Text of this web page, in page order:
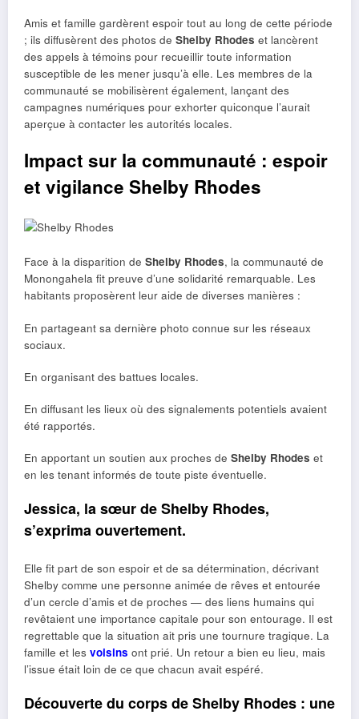
Amis et famille gardèrent espoir tout au long de cette période
; ils diffusèrent des photos de Shelby Rhodes et lancèrent
des appels à témoins pour recueillir toute information
susceptible de les mener jusqu’à elle. Les membres de la
communauté se mobilisèrent également, lançant des
campagnes numériques pour exhorter quiconque l’aurait
aperçue à contacter les autorités locales.
Impact sur la communauté : espoir
et vigilance Shelby Rhodes
Face à la disparition de Shelby Rhodes, la communauté de
Monongahela fit preuve d’une solidarité remarquable. Les
habitants proposèrent leur aide de diverses manières :
En partageant sa dernière photo connue sur les réseaux
sociaux.
En organisant des battues locales.
En diffusant les lieux où des signalements potentiels avaient
été rapportés.
En apportant un soutien aux proches de Shelby Rhodes et
en les tenant informés de toute piste éventuelle.
Jessica, la sœur de Shelby Rhodes,
s’exprima ouvertement.
Elle fit part de son espoir et de sa détermination, décrivant
Shelby comme une personne animée de rêves et entourée
d’un cercle d’amis et de proches — des liens humains qui
revêtaient une importance capitale pour son entourage. Il est
regrettable que la situation ait pris une tournure tragique. La
famille et les voisins ont prié. Un retour a bien eu lieu, mais
l’issue était loin de ce que chacun avait espéré.
Découverte du corps de Shelby Rhodes : une